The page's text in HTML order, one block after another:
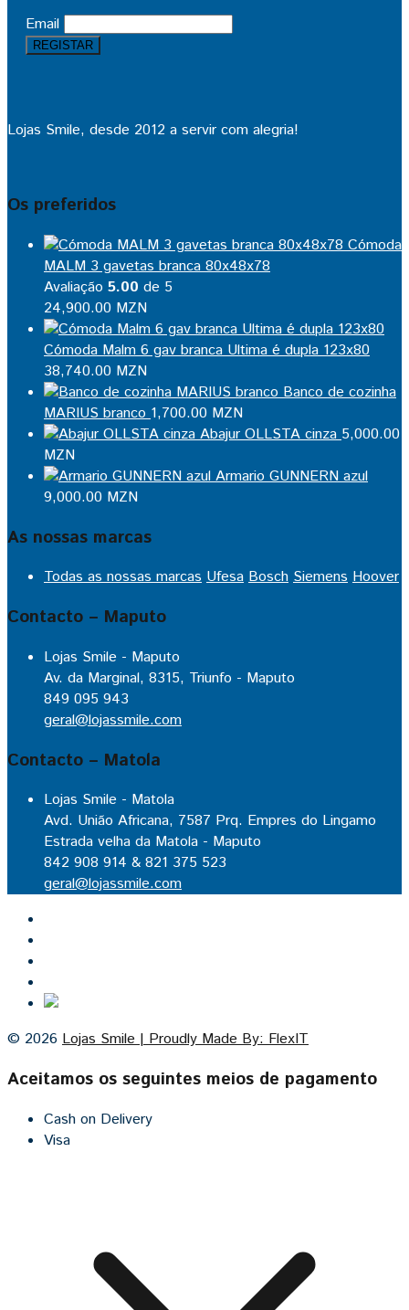
Email
Lojas Smile, desde 2012 a servir com alegria!
Os preferidos
Cómoda
MALM 3 gavetas branca 80x48x78
Avaliação 5.00 de 5
24,900.00 MZN
Cómoda Malm 6 gav branca Ultima é dupla 123x80
38,740.00 MZN
Banco de cozinha
MARIUS branco 1,700.00 MZN
Abajur OLLSTA cinza 5,000.00
MZN
Armario GUNNERN azul
9,000.00 MZN
As nossas marcas
Todas as nossas marcas Ufesa Bosch Siemens Hoover
Contacto – Maputo
Lojas Smile - Maputo
Av. da Marginal, 8315, Triunfo - Maputo
849 095 943
geral@lojassmile.com
Contacto – Matola
Lojas Smile - Matola
Avd. União Africana, 7587 Prq. Empres do Lingamo
Estrada velha da Matola - Maputo
842 908 914 & 821 375 523
geral@lojassmile.com
© 2026 Lojas Smile | Proudly Made By: FlexIT
Aceitamos os seguintes meios de pagamento
Cash on Delivery
Visa